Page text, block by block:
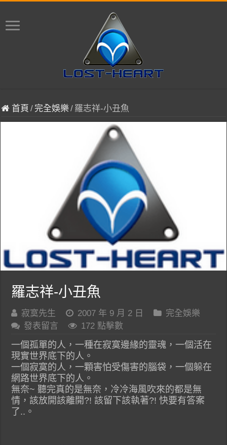
首頁 / 完全娛樂 / 羅志祥-小丑魚
羅志祥-小丑魚
寂寞先生 2007 年 9 月 2 日
完全娛樂
發表留言
172 點擊數
一個孤單的人，一種在寂寞邊緣的靈魂，一個活在
現實世界底下的人。
一個寂寞的人，一顆害怕受傷害的腦袋，一個躲在
網路世界底下的人。
無奈~ 聽完真的是無奈，冷冷海風吹來的都是無
情，該放開該離開?! 該留下該執著?! 快要有答案
了..。